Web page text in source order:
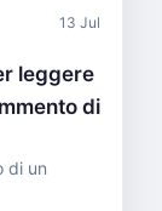
13 Jul
leggere
di
di un